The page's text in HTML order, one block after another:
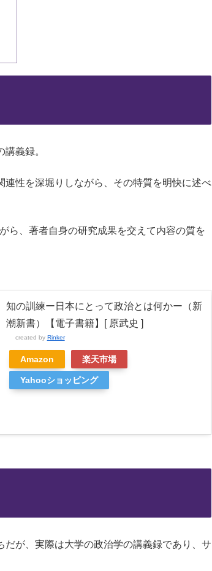
義録。
性を深堀りしながら、その特質を明快に述べ
ら、著者自身の研究成果を交えて内容の質を
知の訓練ー日本にとって政治とは何かー（新
潮新書）【電子書籍】[ 原武史 ]
created by Rinker
Amazon 楽天市場
Yahooショッピング
が、実際は大学の政治学の講義録であり、サ